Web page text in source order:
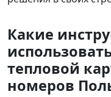
Какие
тепловой
номеров